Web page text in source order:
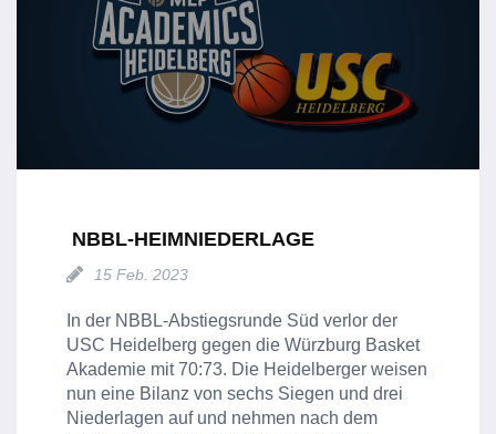
NBBL-HEIMNIEDERLAGE
15 Feb. 2023
In der NBBL-Abstiegsrunde Süd verlor der
USC Heidelberg gegen die Würzburg Basket
Akademie mit 70:73. Die Heidelberger weisen
nun eine Bilanz von sechs Siegen und drei
Niederlagen auf und nehmen nach dem